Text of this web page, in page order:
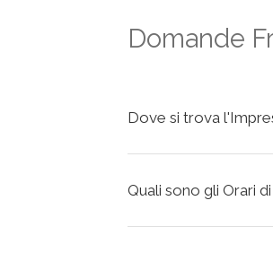
Domande
Dove si trova
Quali sono gli Orari